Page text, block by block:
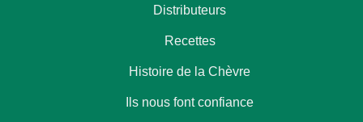
Distributeurs
Recettes
Histoire de la Chèvre
Ils nous font confiance